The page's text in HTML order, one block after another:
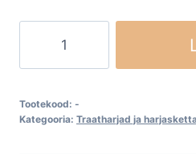
130mm
M14
kogus
Tootekood: -
Kategooria: Traatharjad ja